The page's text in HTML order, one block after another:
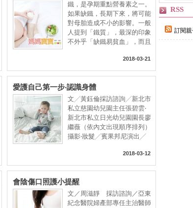
鐵，是孕期重點營養素之一。
如果缺鐵，長期下來，將可能
對母胎造成不小的影響。一般
人提到「鐵質」，最深的印象
不外乎「缺鐵易貧血」，而且
2018-03-21
愛護自己第一步‧認識身體
文╱黃鈺倫採訪諮詢╱新北市
私立慈園幼兒園主任張碧雲‧
新北市私立日光幼兒園園長廖
繼薇（依內文出現順序排列）
攝影‧妝髮╱賓果邦尼演出╱
2018-03-12
會陰傷口照護小提醒
文／周滋靜 採訪諮詢／亞東
紀念醫院婦產部專任主治醫師
RSS
訂閱